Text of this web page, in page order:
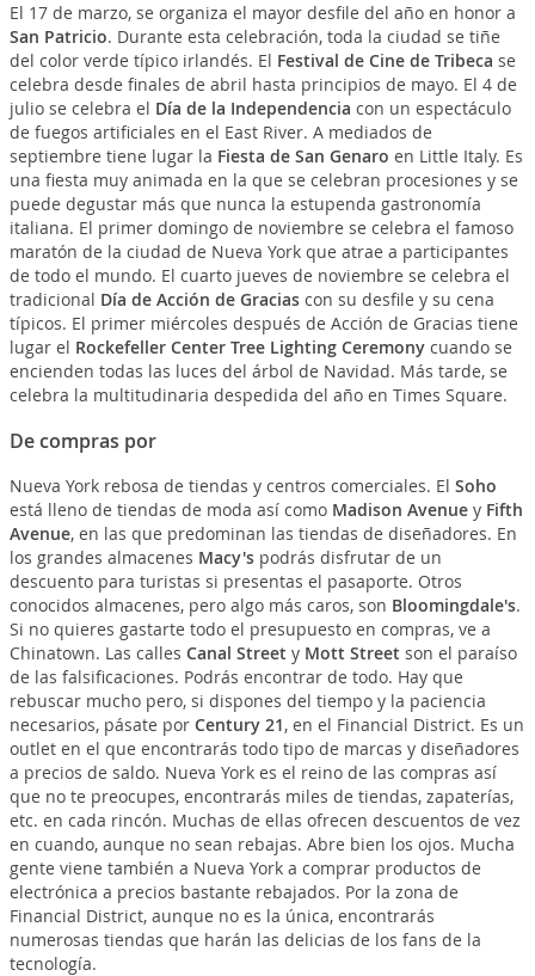
El 17 de marzo, se organiza el mayor desfile del año en honor a
San Patricio. Durante esta celebración, toda la ciudad se tiñe
del color verde típico irlandés. El Festival de Cine de Tribeca se
celebra desde finales de abril hasta principios de mayo. El 4 de
julio se celebra el Día de la Independencia con un espectáculo
de fuegos artificiales en el East River. A mediados de
septiembre tiene lugar la Fiesta de San Genaro en Little Italy. Es
una fiesta muy animada en la que se celebran procesiones y se
puede degustar más que nunca la estupenda gastronomía
italiana. El primer domingo de noviembre se celebra el famoso
maratón de la ciudad de Nueva York que atrae a participantes
de todo el mundo. El cuarto jueves de noviembre se celebra el
tradicional Día de Acción de Graciascon su desfile y su cena
típicos. El primer miércoles después de Acción de Gracias tiene
lugar el Rockefeller Center Tree Lighting Ceremonycuando se
encienden todas las luces del árbol de Navidad. Más tarde, se
celebra la multitudinaria despedida del año en Times Square.
De compras por
Nueva York rebosa de tiendas y centros comerciales. El Soho
está lleno de tiendas de moda así como Madison Avenuey Fifth
Avenue, en las que predominan las tiendas de diseñadores. En
los grandes almacenes Macy'spodrás disfrutar de un
descuento para turistas si presentas el pasaporte. Otros
conocidos almacenes, pero algo más caros, son Bloomingdale's.
Si no quieres gastarte todo el presupuesto en compras, ve a
Chinatown. Las calles Canal Street y Mott Street son el paraíso
de las falsificaciones. Podrás encontrar de todo. Hay que
rebuscar mucho pero, si dispones del tiempo y la paciencia
necesarios, pásate por Century 21, en el Financial District. Es un
outlet en el que encontrarás todo tipo de marcas y diseñadores
a precios de saldo. Nueva York es el reino de las compras así
que no te preocupes, encontrarás miles de tiendas, zapaterías,
etc. en cada rincón. Muchas de ellas ofrecen descuentos de vez
en cuando, aunque no sean rebajas. Abre bien los ojos. Mucha
gente viene también a Nueva York a comprar productos de
electrónica a precios bastante rebajados. Por la zona de
Financial District, aunque no es la única, encontrarás
numerosas tiendas que harán las delicias de los fans de la
tecnología.